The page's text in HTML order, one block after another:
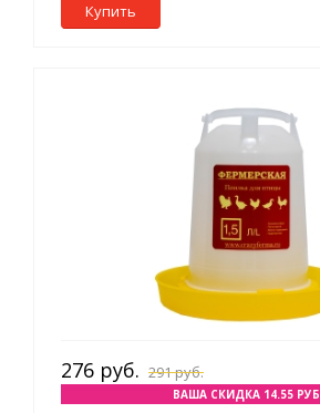
Купить
276 руб. 291 руб.
ВАША СКИДКА 14.55